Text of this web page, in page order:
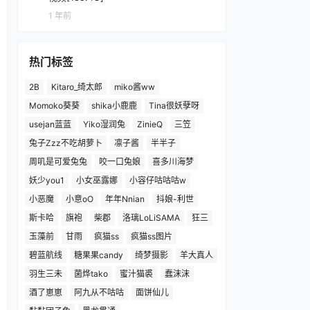
1 年前
热门标签
2B Kitaro_绮太郎
miko酱ww
Momoko葵葵
shika小鹿鹿
Tina很妖孽呀
usejan蓝蓝
Yiko湿润兔 ZinieQ
三笠
兔子Zzz不吃胡萝卜
凛子酱
半半子
周叽是可爱兔兔
咬一口兔娘
喜多川海梦
妖少you1
小女巫露娜
小容仔咕咕咕w
小恶魔
小意oO 年年Nnian
抖娘-利世
斯卡哈
旗袍 柴郡 洛璃LoLiSAMA
狂三
玉藻前
甘雨 疯猫ss
疯猫ss图片
碧蓝航线
糖果果candy 绮梦摄影
羊大真人
羽生三未
菌烨tako 蜜汁猫裘
蠢沫沫
酒了崽崽
阿九从不咕咕
面饼仙儿